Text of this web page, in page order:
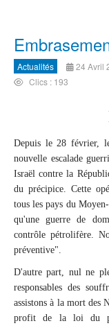
Actualités 24 Avril
Clics : 193
Depuis le 28 février,
nouvelle escalade
Israël contre la
du précipice. Cette
tous les pays du
qu'une guerre de
contrôle pétrolifère.
préventive".
D'autre part, nul ne
responsables des
assistons à la mort des
profit de la loi du